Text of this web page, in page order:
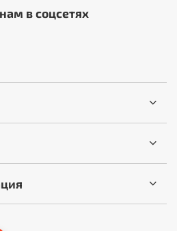
в соцсетях